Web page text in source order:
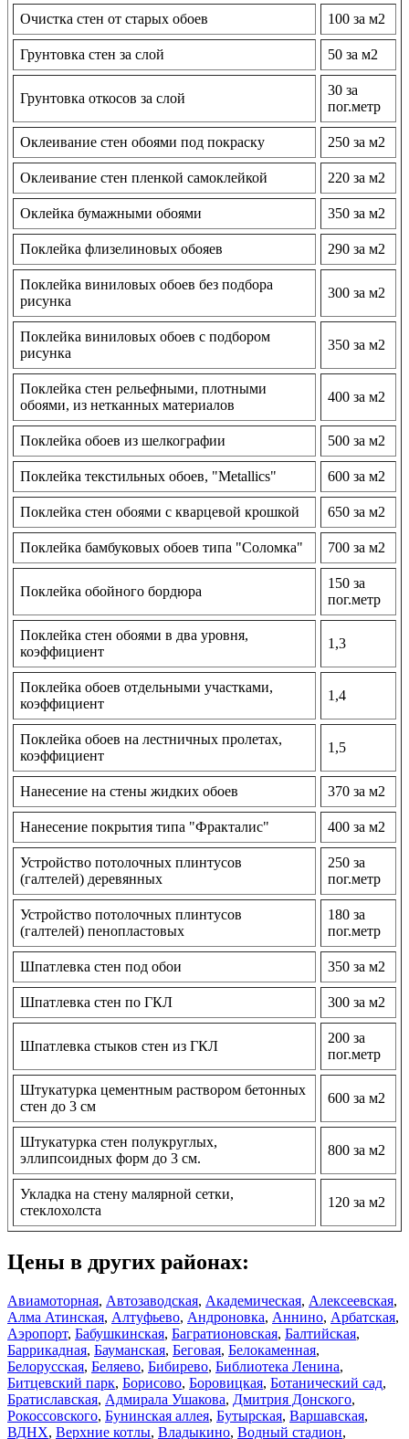
Очистка стен от старых обоев 100 за м2
Грунтовка стен за слой 50 за м2
Грунтовка откосов за слой
30 за
пог.метр
Оклеивание стен обоями под покраску 250 за м2
Оклеивание стен пленкой самоклейкой 220 за м2
Оклейка бумажными обоями 350 за м2
Поклейка флизелиновых обояев 290 за м2
Поклейка виниловых обоев без подбора
рисунка
300 за м2
Поклейка виниловых обоев с подбором
рисунка
350 за м2
Поклейка стен рельефными, плотными
обоями, из нетканных материалов
400 за м2
Поклейка обоев из шелкографии 500 за м2
Поклейка текстильных обоев, "Metallics" 600 за м2
Поклейка стен обоями с кварцевой крошкой 650 за м2
Поклейка бамбуковых обоев типа "Соломка" 700 за м2
Поклейка обойного бордюра
150 за
пог.метр
Поклейка стен обоями в два уровня,
коэффициент
1,3
Поклейка обоев отдельными участками,
коэффициент
1,4
Поклейка обоев на лестничных пролетах,
коэффициент
1,5
Нанесение на стены жидких обоев 370 за м2
Нанесение покрытия типа "Фракталис" 400 за м2
Устройство потолочных плинтусов
(галтелей) деревянных
250 за
пог.метр
Устройство потолочных плинтусов
(галтелей) пенопластовых
180 за
пог.метр
Шпатлевка стен под обои 350 за м2
Шпатлевка стен по ГКЛ 300 за м2
Шпатлевка стыков стен из ГКЛ
200 за
пог.метр
Штукатурка цементным раствором бетонных
стен до 3 см
600 за м2
Штукатурка стен полукруглых,
эллипсоидных форм до 3 см.
800 за м2
Укладка на стену малярной сетки,
стеклохолста
120 за м2
Цены в других районах:
Авиамоторная, Автозаводская, Академическая, Алексеевская,
Алма Атинская, Алтуфьево, Андроновка, Аннино, Арбатская,
Аэропорт, Бабушкинская, Багратионовская, Балтийская,
Баррикадная, Бауманская, Беговая, Белокаменная,
Белорусская, Беляево, Бибирево, Библиотека Ленина,
Битцевский парк, Борисово, Боровицкая, Ботанический сад,
Братиславская, Адмирала Ушакова, Дмитрия Донского,
Рокоссовского, Бунинская аллея, Бутырская, Варшавская,
ВДНХ, Верхние котлы, Владыкино, Водный стадион,